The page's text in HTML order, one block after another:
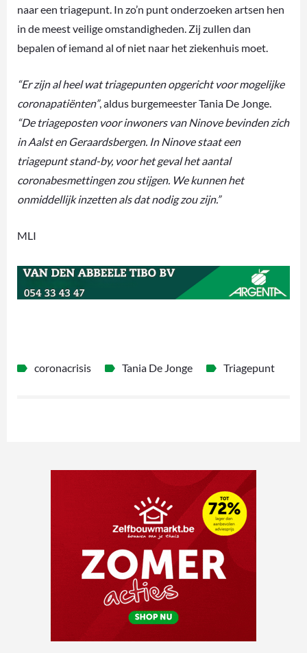
naar een triagepunt. In zo’n punt onderzoeken artsen hen
in de meest veilige omstandigheden. Zij zullen dan
bepalen of iemand al of niet naar het ziekenhuis moet.
“Er zijn al heel wat triagepunten opgericht voor mogelijke
coronapatiënten”, aldus burgemeester Tania De Jonge.
“De triageposten voor inwoners van Ninove bevinden zich
in Aalst en Geraardsbergen. In Ninove staat een
triagepunt stand-by, voor het geval het aantal
coronabesmettingen zou stijgen. We kunnen het
onmiddellijk inzetten als dat nodig zou zijn.”
MLI
coronacrisis Tania De Jonge Triagepunt